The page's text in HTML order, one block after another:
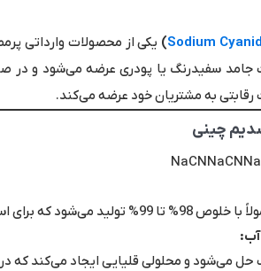
Sodium
) یکی از محصولات وارداتی
سفیدرنگ یا پودری عرضه می‌شود و در
به مشتریان خود عرضه می‌کند.
چینی
طلا و کاربردهای صنعتی مناسب است.
می‌شود و محلولی قلیایی ایجاد می‌کند که